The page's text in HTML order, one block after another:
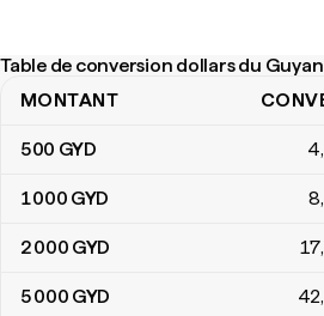
Table de conversion dollars du
Table de conversion dollars du Guyana
MONTANT
500 GYD 4
1 000 GYD 8
2 000 GYD 17
5 000 GYD 42